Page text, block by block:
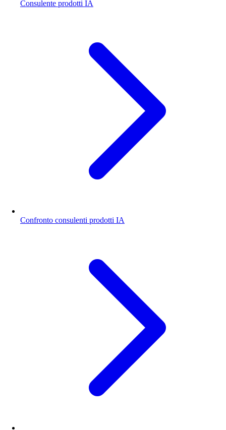
Consulente prodotti IA
Confronto consulenti prodotti IA